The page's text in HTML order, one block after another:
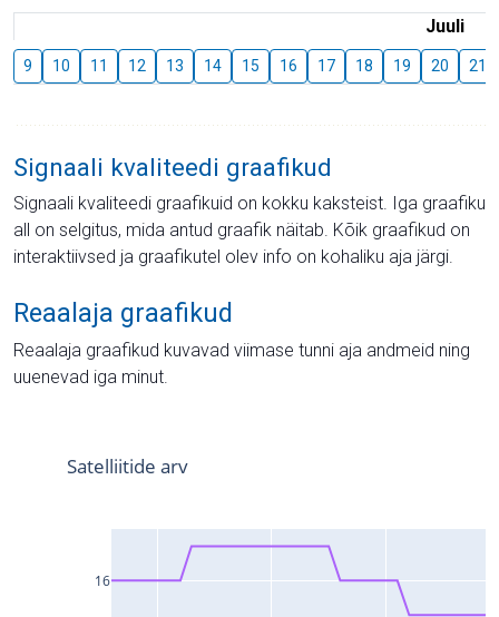
Juuli
9 10 11 12 13 14 15 16 17 18 19 20 21
Signaali kvaliteedi graafikud
Signaali kvaliteedi graafikuid on kokku kaksteist. Iga graafiku
all on selgitus, mida antud graafik näitab. Kõik graafikud on
interaktiivsed ja graafikutel olev info on kohaliku aja järgi.
Reaalaja graafikud
Reaalaja graafikud kuvavad viimase tunni aja andmeid ning
uuenevad iga minut.